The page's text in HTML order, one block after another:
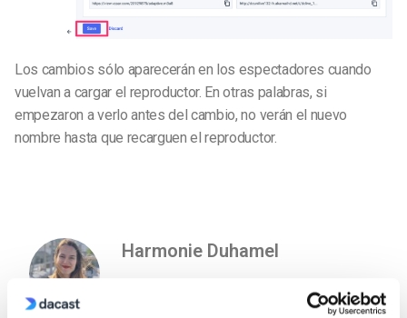
Los cambios sólo aparecerán en los espectadores cuando
vuelvan a cargar el reproductor. En otras palabras, si
empezaron a verlo antes del cambio, no verán el nuevo
nombre hasta que recarguen el reproductor.
Harmonie Duhamel
Harmonie is a Senior digital marketer with
over 6 years in the Tech Industry. She has